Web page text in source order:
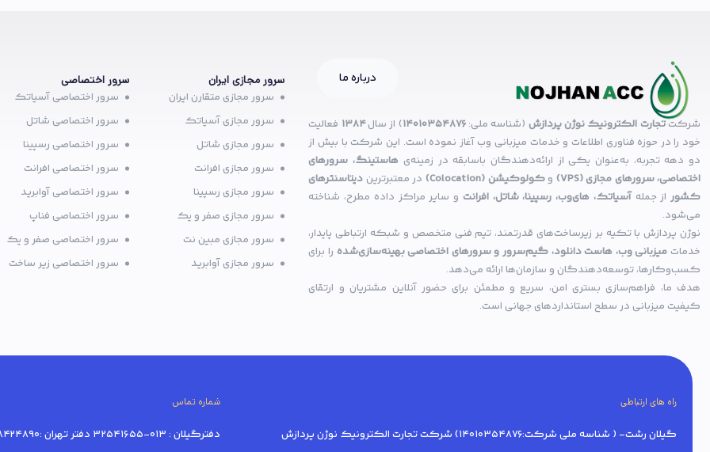
درباره ما
شرکتتجارت الکترونیک نوژن پردازش (شناسه ملی:14010354876) از سال۱۳۸۴ فعالیت
خود را در حوزه فناوری اطلاعات و خدمات میزبانی وب آغاز نموده است. این شرکت با بیش از
دو دهه تجربه، به‌عنوان یکی از ارائه‌دهندگان باسابقه در زمینه‌ی هاستینگ، سرورهای
اختصاصی، سرورهای مجازی (VPS)
وکولوکیشن (Colocation) در معتبرترین دیتاسنترهای
کشوراز جملهآسیاتک، های‌وب، رسپینا، شاتل، افرانت و سایر مراکز داده مطرح، شناخته
می‌شود.
نوژن پردازش با تکیه بر زیرساخت‌های قدرتمند، تیم فنی متخصص و شبکه ارتباطی پایدار،
خدمات میزبانی وب، هاست دانلود، گیم‌سرور و سرورهای اختصاصی بهینه‌سازی‌شده را برای
کسب‌وکارها، توسعه‌دهندگان و سازمان‌ها ارائه می‌دهد.
هدف ما، فراهم‌سازی بستری امن، سریع و مطمئن برای حضور آنلاین مشتریان و ارتقای
کیفیت میزبانی در سطح استانداردهای جهانی است.
سرور مجازی ایران
سرور مجازی متقارن ایران
سرور مجازی آسیاتک
سرور مجازی شاتل
سرور مجازی افرانت
سرور مجازی رسپینا
سرور مجازی صفر و یک
سرور مجازی مبین نت
سرور مجازی آوابرید
سرور اختصاصی
سرور اختصاصی آسیاتک
سرور اختصاصی شاتل
سرور اختصاصی رسپینا
سرور اختصاصی افرانت
سرور اختصاصی آوابرید
سرور اختصاصی فناپ
سرور اختصاصی صفر و یک
سرور اختصاصی زیر ساخت
راه های ارتباطی
گیلان رشت- ( شناسه ملی شرکت:14010354876) شرکت تجارت الکترونیک نوژن پردازش
شماره تماس
دفترگیلان : 013-32541655 دفتر تهران :02128424890-02191018520